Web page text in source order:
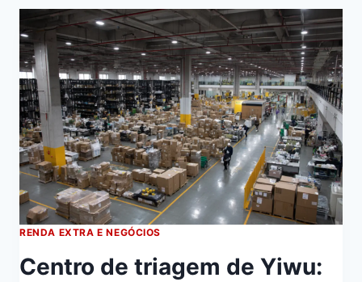
RENDA EXTRA E NEGÓCIOS
Centro de triagem de Yiwu: